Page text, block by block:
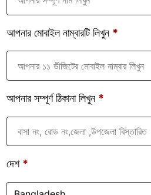
আপনার মোবাইল নাম্বারটি লিখুন *
আপনার সম্পূর্ণ ঠিকানা লিখুন *
দেশ *